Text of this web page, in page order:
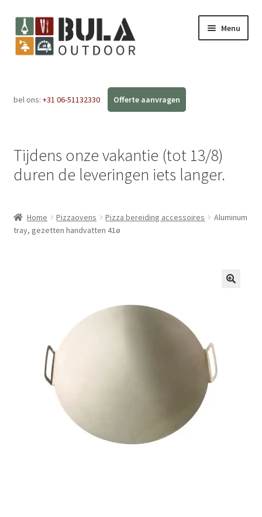
Menu
Webshop
FAQ
Contact
bel ons: +31 06-51132330
Tijdens onze vakantie (tot 13/8)
duren de leveringen iets langer.
Home Pizzaovens Pizza bereiding accessoires
Aluminum
tray, gezetten handvatten 41ø